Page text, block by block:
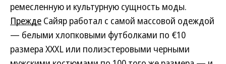
ремесленную и культурную сущность моды.
Прежде Сайяр работал с самой массовой одеждой
— белыми хлопковыми футболками по €10
размера XXXL или полиэстеровыми черными